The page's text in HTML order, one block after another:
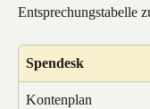
Entsprechungstabelle
Spendesk
Kontenplan